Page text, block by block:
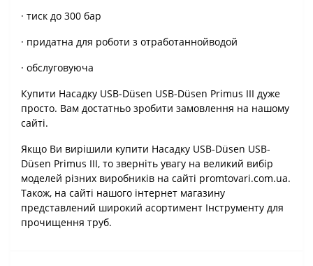
· тиск до 300 бар
· придатна для роботи з отработаннойводой
· обслуговуюча
Купити Насадку USB-Düsen USB-Düsen Primus III дуже
просто. Вам достатньо зробити замовлення на нашому
сайті.
Якщо Ви вирішили купити Насадку USB-Düsen USB-
Düsen Primus III, то зверніть увагу на великий вибір
моделей різних виробників на сайті promtovari.com.ua.
Також, на сайті нашого інтернет магазину
представлений широкий асортимент Інструменту для
прочищення труб.